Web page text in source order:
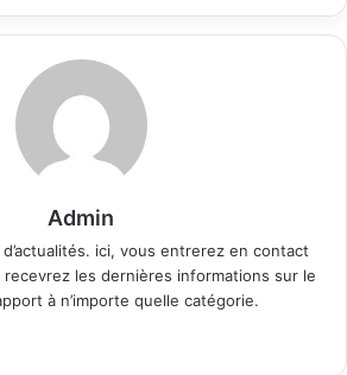
Admin
ici, vous entrerez en contact
recevrez les dernières informations sur le
à n’importe quelle catégorie.